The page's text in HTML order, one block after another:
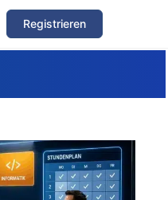
Registrieren